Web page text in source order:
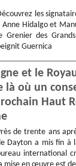
les
Anne Hidalgo et
Grenier des
Guernica
et le
là où un
Haut
de trente ans
Dayton a mis fin à
international